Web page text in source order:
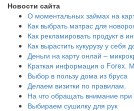
Новости сайта
О моментальных займах на
Как выбрать матрас для
Как рекламировать продукт в
Как вырастить кукурузу у себя
Деньги на карту онлай –
Краткая информация о Forex.
Выбор в пользу дома из бруса
Делаем визитки по правилам.
На что обращать внимание при
Выбираем сушилку для рук